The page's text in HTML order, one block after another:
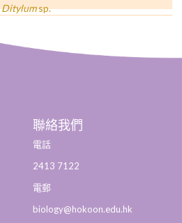
Ditylumsp.
聯絡我們
電話
2413 7122
電郵
biology@hokoon.edu.hk​